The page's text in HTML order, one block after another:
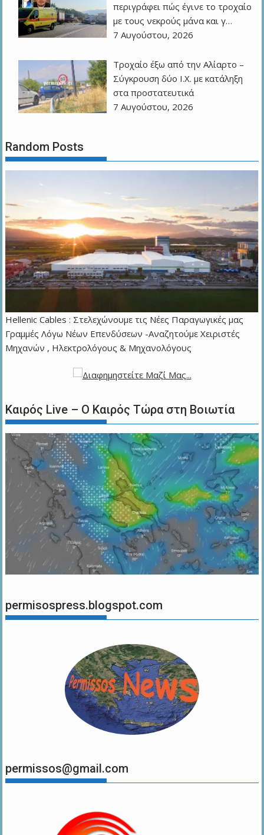
περιγράφει πώς έγινε το τροχαίο
με τους νεκρούς μάνα και γ…
7 Αυγούστου, 2026
Τροχαίο έξω από την Αλίαρτο –
Σύγκρουση δύο Ι.Χ. με κατάληξη
στα προστατευτικά
7 Αυγούστου, 2026
Random Posts
Hellenic Cables : Στελεχώνουμε τις Νέες Παραγωγικές μας
Γραμμές Λόγω Νέων Επενδύσεων -Αναζητούμε Χειριστές
Μηχανών , Ηλεκτρολόγους & Μηχανολόγους
Καιρός Live – Ο Καιρός Τώρα στη Βοιωτία
permisospress.blogspot.com
permissos@gmail.com